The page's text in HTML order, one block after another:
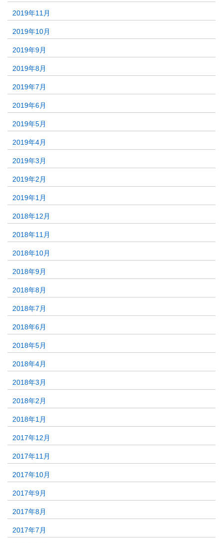
2019年11月
2019年10月
2019年9月
2019年8月
2019年7月
2019年6月
2019年5月
2019年4月
2019年3月
2019年2月
2019年1月
2018年12月
2018年11月
2018年10月
2018年9月
2018年8月
2018年7月
2018年6月
2018年5月
2018年4月
2018年3月
2018年2月
2018年1月
2017年12月
2017年11月
2017年10月
2017年9月
2017年8月
2017年7月